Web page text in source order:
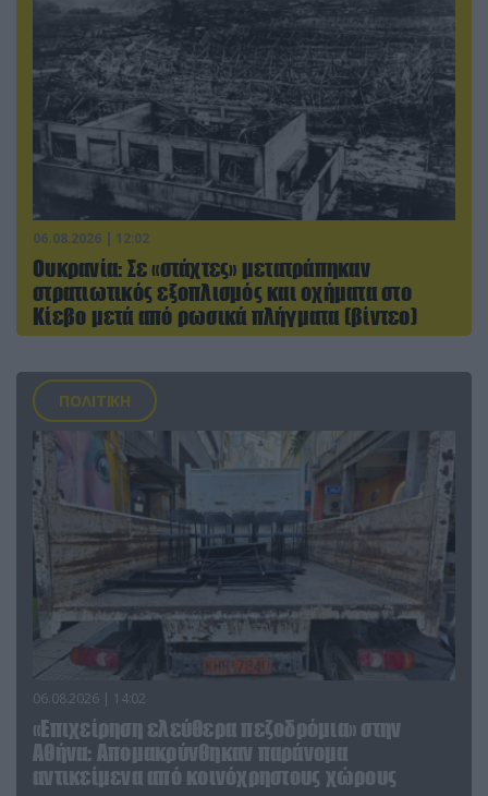
06.08.2026 | 12:02
Ουκρανία: Σε «στάχτες» μετατράπηκαν
στρατιωτικός εξοπλισμός και οχήματα στο
Κίεβο μετά από ρωσικά πλήγματα (βίντεο)
ΠΟΛΙΤΙΚΗ
06.08.2026 | 14:02
«Επιχείρηση ελεύθερα πεζοδρόμια» στην
Αθήνα: Απομακρύνθηκαν παράνομα
αντικείμενα από κοινόχρηστους χώρους